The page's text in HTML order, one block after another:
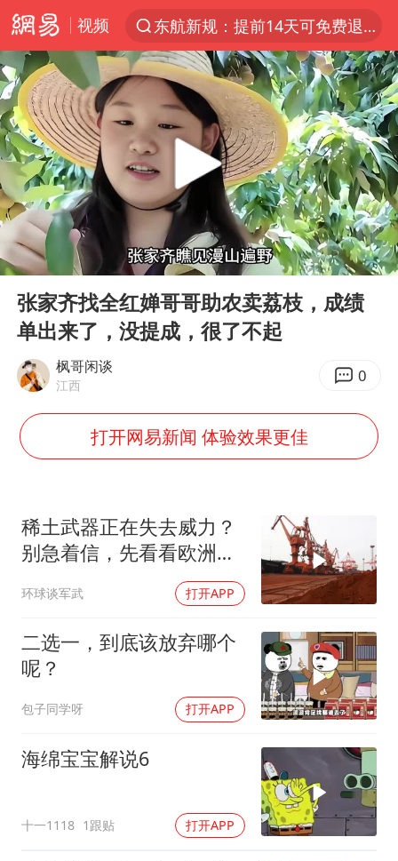
视频
东航新规：提前14天可免费退改签
“电影+”如何激发千亿级消费新活力？
台风白海豚加强
日本试射“战斧”导弹，国防部回应
曝韩国足协为外籍裁判员安排色情招待
刘国正说向鹏打得很窝囊
四川宜宾市高县4.9级地震致1人死亡
向鹏0-3不敌张本智和
“新疆阿勒泰八月能滑雪”不实
我国外贸延续良好增长态势
山东一元代青花杯离奇失踪
女儿为争财产堵门阻挠父亲出殡
今日立秋你咬秋了吗
夯实基础开新局
Play
00:00 03:03
张家齐找全红婵哥哥助农卖荔枝，成绩
单出来了，没提成，很了不起
枫哥闲谈
江西 0
打开网易新闻 体验效果更佳
稀土武器正在失去威力？
别急着信，先看看欧洲军
环球谈军武 打开APP
二选一，到底该放弃哪个
呢？
包子同学呀 打开APP
海绵宝宝解说6
十一1118 1跟贴 打开APP